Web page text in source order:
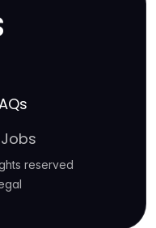
Jobs
reserved